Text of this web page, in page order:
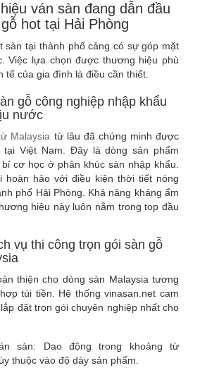
ván sàn đang dẫn đầu
hot tại Hải Phòng
sàn tại thành phố cảng có sự góp mặt
Việc lựa chọn được thương hiệu phù
tế của gia đình là điều cần thiết.
gỗ công nghiệp nhập khẩu
nước
Malaysia từ lâu đã chứng minh được
Việt Nam. Đây là dòng sản phẩm
cơ học ở phân khúc sàn nhập khẩu.
hoàn hảo với điều kiện thời tiết nóng
phố Hải Phòng. Khả năng kháng ẩm
hiệu này luôn nằm trong top đầu
vụ thi công trọn gói sàn gỗ
thiện cho dòng sàn Malaysia tương
túi tiền. Hệ thống vinasan.net cam
đặt trọn gói chuyên nghiệp nhất cho
sàn: Dao động trong khoảng từ
thuộc vào độ dày sản phẩm.